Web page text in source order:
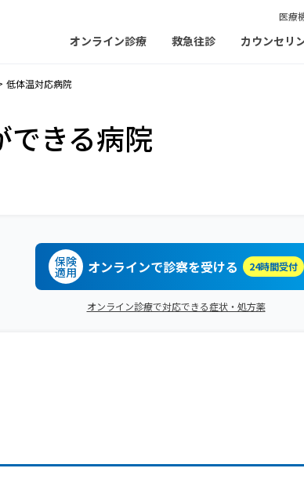
医療
オンライン診療 救急往診 カウンセリ
低体温対応病院
できる病院
保険
適用 オンラインで診察を受ける 24時間受付
オンライン診療で対応できる症状・処方薬